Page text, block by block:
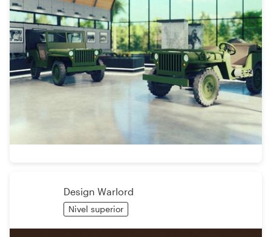
Design Warlord
Nivel superior